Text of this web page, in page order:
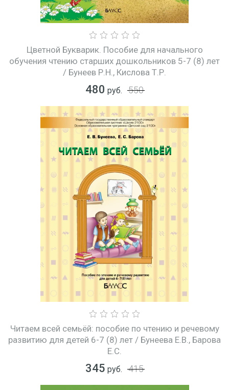
Цветной Букварик. Пособие для начального
обучения чтению старших дошкольников 5-7 (8) лет
/ Бунеев Р.Н., Кислова Т.Р.
480 руб. 550
Читаем всей семьёй: пособие по чтению и речевому
развитию для детей 6-7 (8) лет / Бунеева Е.В., Барова
Е.С.
345 руб. 415